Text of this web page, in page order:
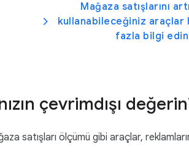
Mağaza satışlarını
kullanabileceğiniz araçlar
fazla bilgi
çevrimdışı
satışları ölçümü gibi araçlar,